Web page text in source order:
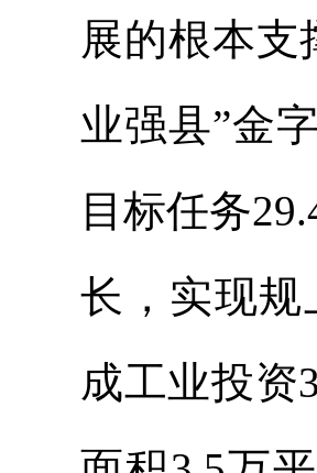
展的根本支
业强县”金
目标任务
长，实现规
成工业投资